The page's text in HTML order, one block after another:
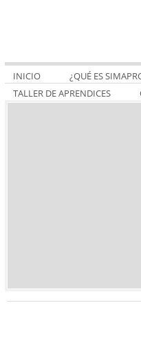
INICIO ¿QUÉ ES
TALLER DE APRENDICES